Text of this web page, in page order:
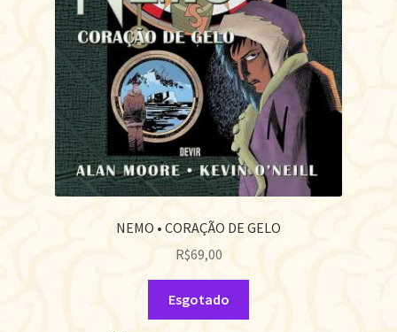
NEMO • CORAÇÃO DE GELO
R$69,00
Esgotado